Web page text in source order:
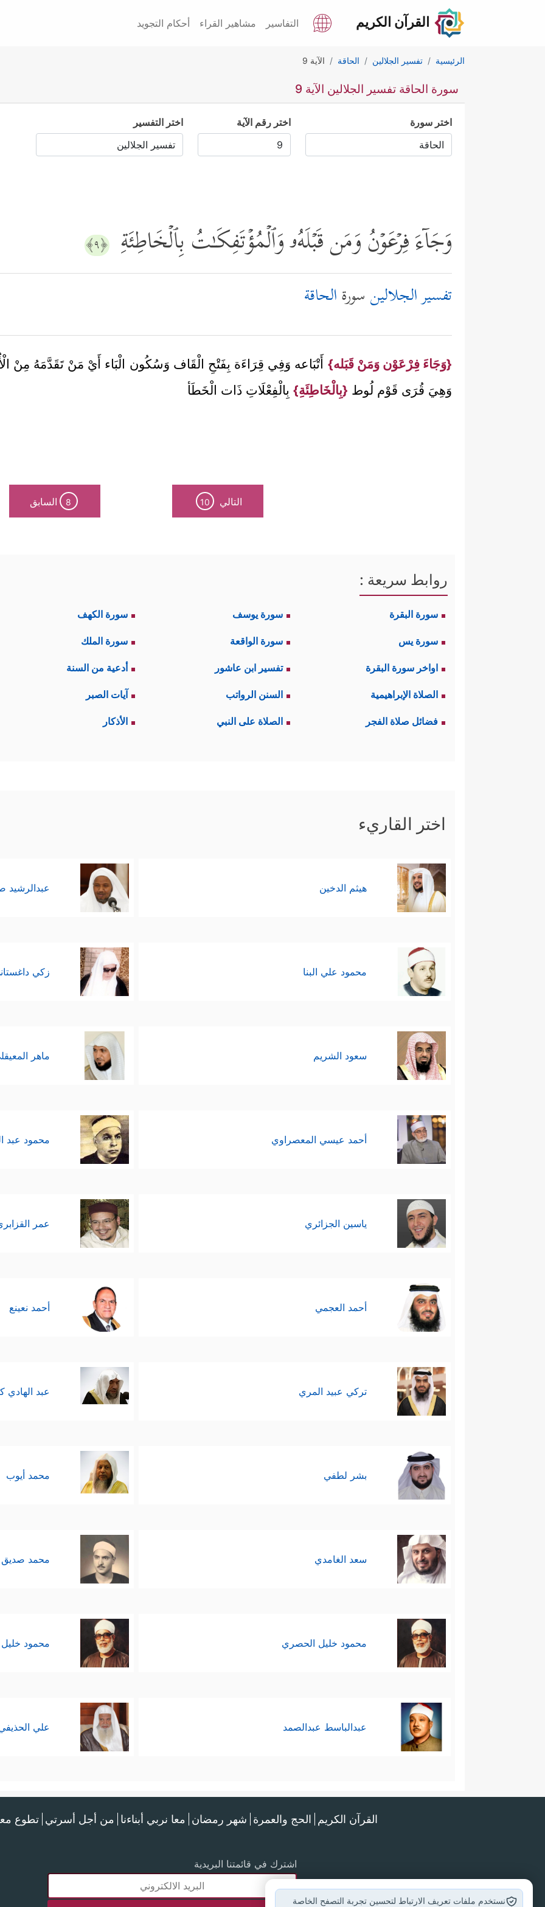
القرآن الكريم التفاسير مشاهير القراء أحكام التجويد
الرئيسية تفسير الجلالين الحاقة الآية 9
سورة الحاقة تفسير الجلالين الآية 9
اختر سورة اختر رقم الآية اختر التفسير
وَجَاۤءَ فِرۡعَوۡنُ وَمَن قَبۡلَهُۥ وَٱلۡمُؤۡتَفِكَـٰتُ بِٱلۡخَاطِئَةِ ﴿٩﴾
تفسير الجلالين سورةالحاقة
{وَجَاءَ فِرْعَوْن وَمَنْ قَبَله} أَتْبَاعه وَفِي قِرَاءَة بِفَتْحِ الْقَاف وَسُكُون الْبَاء أَيْ مَنْ تَقَدَّمَهُ مِنْ
وَهِيَ قُرَى قَوْم لُوط {بِالْخَاطِئَةِ} بِالْفِعْلَاتِ ذَات الْخَطَأ
التالي 10
8 السابق
روابط سريعة :
سورة البقرة سورة يوسف سورة الكهف
سورة يس سورة الواقعة سورة الملك
اواخر سورة البقرة تفسير ابن عاشور أدعية من السنة
الصلاة الإبراهيمية السنن الرواتب آيات الصبر
فضائل صلاة الفجر الصلاة على النبي الأذكار
اختر القاريء
هيثم الدخين عبدالرشيد
محمود علي البنا زكي
سعود الشريم ماهر
أحمد عيسي المعصراوي محمود عبد
ياسين الجزائري عمر
أحمد العجمي أحمد نعينع
تركي عبيد المري عبد الهادي
بشر لطفي محمد أيوب
سعد الغامدي محمد صديق
محمود خليل الحصري محمود
عبدالباسط عبدالصمد علي
القرآن الكريم الحج والعمرة شهر رمضان معا نربي أبناءنا من أجل أسرتي تطوع
اشترك في قائمتنا البريدية
نستخدم ملفات تعريف الارتباط لتحسين تجربة التصفح الخاصة